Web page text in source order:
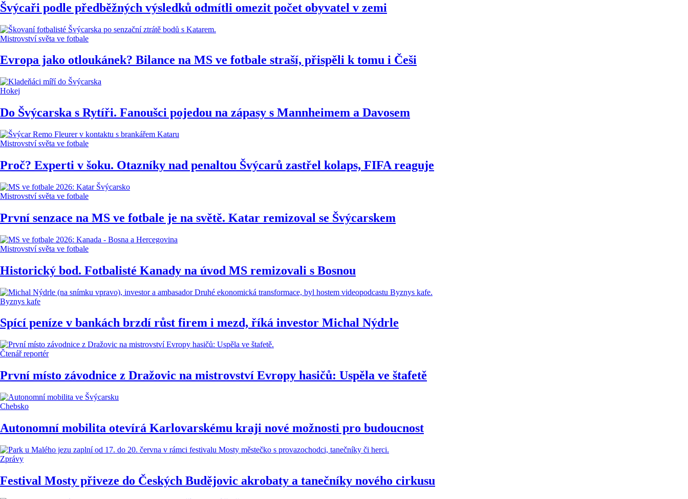
Švýcaři podle předběžných výsledků odmítli omezit počet obyvatel v zemi
Mistrovství světa ve fotbale
Evropa jako otloukánek? Bilance na MS ve fotbale straší, přispěli k tomu i Češi
Hokej
Do Švýcarska s Rytíři. Fanoušci pojedou na zápasy s Mannheimem a Davosem
Mistrovství světa ve fotbale
Proč? Experti v šoku. Otazníky nad penaltou Švýcarů zastřel kolaps, FIFA reaguje
Mistrovství světa ve fotbale
První senzace na MS ve fotbale je na světě. Katar remizoval se Švýcarskem
Mistrovství světa ve fotbale
Historický bod. Fotbalisté Kanady na úvod MS remizovali s Bosnou
Byznys kafe
Spící peníze v bankách brzdí růst firem i mezd, říká investor Michal Nýdrle
Čtenář reportér
První místo závodnice z Dražovic na mistrovství Evropy hasičů: Uspěla ve štafetě
Chebsko
Autonomní mobilita otevírá Karlovarskému kraji nové možnosti pro budoucnost
Zprávy
Festival Mosty přiveze do Českých Budějovic akrobaty a tanečníky nového cirkusu